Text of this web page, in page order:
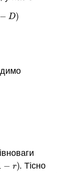
− D)
B
− r)
−r )
. Тісно